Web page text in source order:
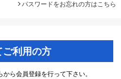
パスワードをお忘れの方はこちら
ご利用の方
ら会員登録を行って下さい。